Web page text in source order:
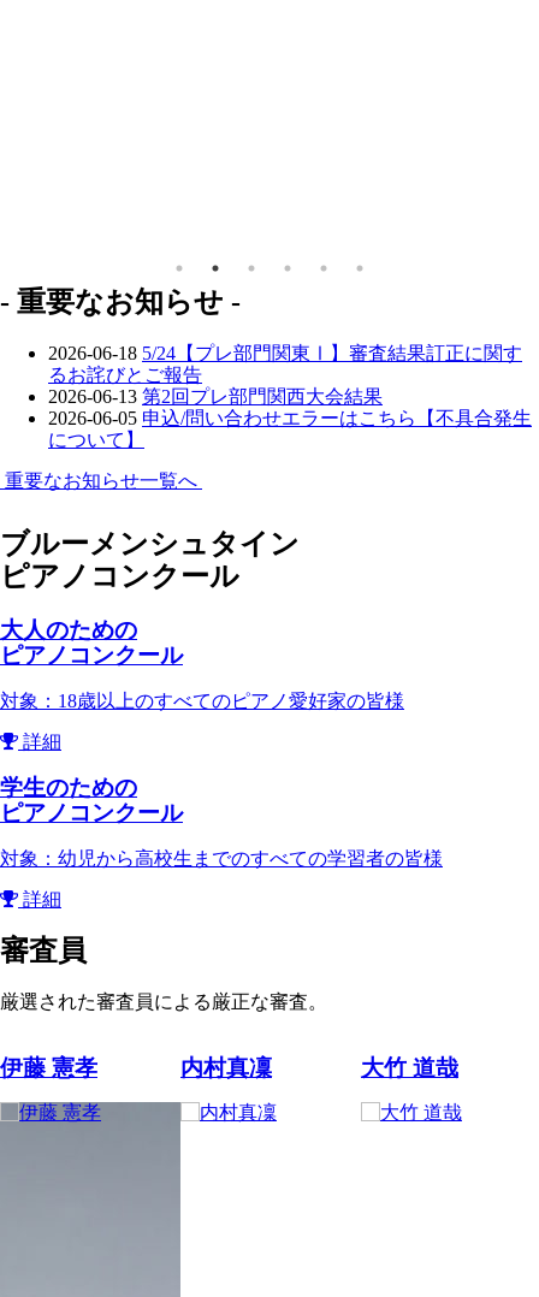
- 重要なお知らせ -
2026-06-18 5/24【プレ部門関東Ⅰ】審査結果訂正に関す
るお詫びとご報告
2026-06-13 第2回プレ部門関西大会結果
2026-06-05 申込/問い合わせエラーはこちら【不具合発生
について】
重要なお知らせ一覧へ
ブルーメンシュタイン
ピアノコンクール
大人のための
ピアノコンクール
対象：18歳以上のすべてのピアノ愛好家の皆様
詳細
学生のための
ピアノコンクール
対象：幼児から高校生までのすべての学習者の皆様
詳細
審査員
厳選された審査員による厳正な審査。
伊藤 憲孝 内村真凜 大竹 道哉